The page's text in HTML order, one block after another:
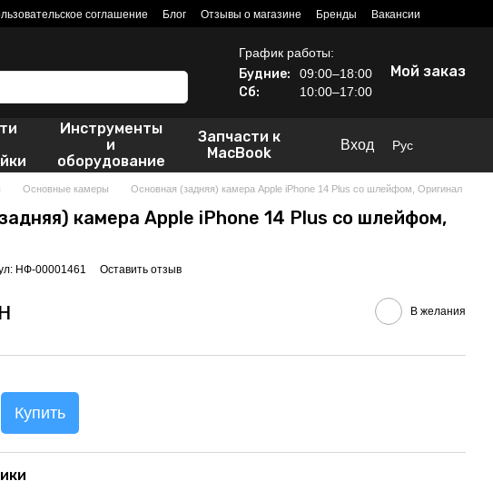
соглашение Блог Отзывы о магазине Бренды Вакансии
График работы:
Будние: 09:00–18:00
Сб: 10:00–17:00
Мой заказ
Инструменты
и
оборудование
Запчасти к
MacBook
Вход Рус
Основные камеры Основная (задняя) камера Apple iPhone 14 Plus со шлейфом, Оригинал
камера Apple iPhone 14 Plus со шлейфом,
НФ-00001461 Оставить отзыв
В желания
Купить